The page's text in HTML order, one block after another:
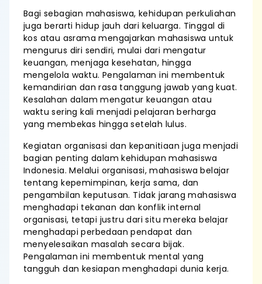
Bagi sebagian mahasiswa, kehidupan perkuliahan
juga berarti hidup jauh dari keluarga. Tinggal di
kos atau asrama mengajarkan mahasiswa untuk
mengurus diri sendiri, mulai dari mengatur
keuangan, menjaga kesehatan, hingga
mengelola waktu. Pengalaman ini membentuk
kemandirian dan rasa tanggung jawab yang kuat.
Kesalahan dalam mengatur keuangan atau
waktu sering kali menjadi pelajaran berharga
yang membekas hingga setelah lulus.
Kegiatan organisasi dan kepanitiaan juga menjadi
bagian penting dalam kehidupan mahasiswa
Indonesia. Melalui organisasi, mahasiswa belajar
tentang kepemimpinan, kerja sama, dan
pengambilan keputusan. Tidak jarang mahasiswa
menghadapi tekanan dan konflik internal
organisasi, tetapi justru dari situ mereka belajar
menghadapi perbedaan pendapat dan
menyelesaikan masalah secara bijak.
Pengalaman ini membentuk mental yang
tangguh dan kesiapan menghadapi dunia kerja.